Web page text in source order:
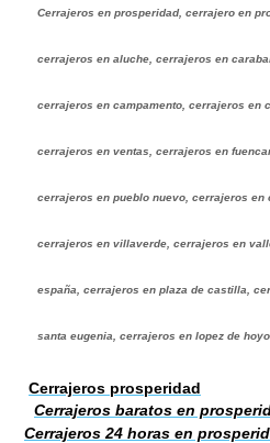
Cerrajeros en prosperidad, cerrajero en
cerrajeros en aluche, cerrajeros en
cerrajeros en campamento, cerrajeros en
cerrajeros en ventas, cerrajeros en
cerrajeros en pueblo nuevo, cerrajeros en
cerrajeros en villaverde, cerrajeros en
españa, cerrajeros en plaza de castilla,
santa eugenia, cerrajeros en lopez de
Cerrajeros prosperidad
Cerrajeros baratos en
Cerrajeros 24 horas en